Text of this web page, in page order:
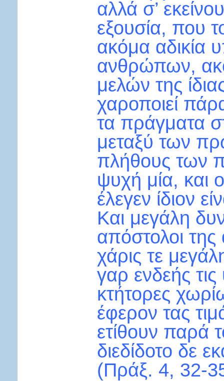
αλλά σ’
εξουσία, που
ακόμα αδικία
ανθρώπων,
μελών της
χαροποιεί
τα πράγματα
μεταξύ των
πλήθους των
ψυχή μία, και
έλεγεν ίδιον
Και μεγάλη
απόστολοι
χάρις τε
γαρ ενδεής
κτήτορες
έφερον τας
ετίθουν παρά
διεδίδοτο δε
(Πράξ. 4, 32-